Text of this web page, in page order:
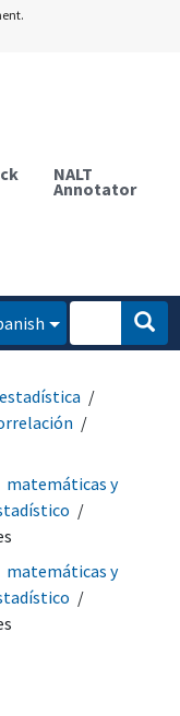
NALT
Annotator
matemáticas y
matemáticas y